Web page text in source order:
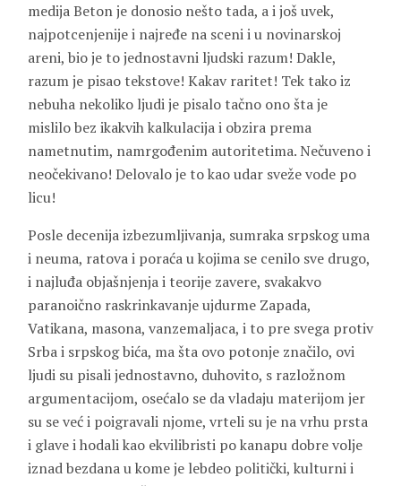
medija Beton je donosio nešto tada, a i još uvek,
najpotcenjenije i najređe na sceni i u novinarskoj
areni, bio je to jednostavni ljudski razum! Dakle,
razum je pisao tekstove! Kakav raritet! Tek tako iz
nebuha nekoliko ljudi je pisalo tačno ono šta je
mislilo bez ikakvih kalkulacija i obzira prema
nametnutim, namrgođenim autoritetima. Nečuveno i
neočekivano! Delovalo je to kao udar sveže vode po
licu!
Posle decenija izbezumljivanja, sumraka srpskog uma
i neuma, ratova i poraća u kojima se cenilo sve drugo,
i najluđa objašnjenja i teorije zavere, svakakvo
paranoično raskrinkavanje ujdurme Zapada,
Vatikana, masona, vanzemaljaca, i to pre svega protiv
Srba i srpskog bića, ma šta ovo potonje značilo, ovi
ljudi su pisali jednostavno, duhovito, s razložnom
argumentacijom, osećalo se da vladaju materijom jer
su se već i poigravali njome, vrteli su je na vrhu prsta
i glave i hodali kao ekvilibristi po kanapu dobre volje
iznad bezdana u kome je lebdeo politički, kulturni i